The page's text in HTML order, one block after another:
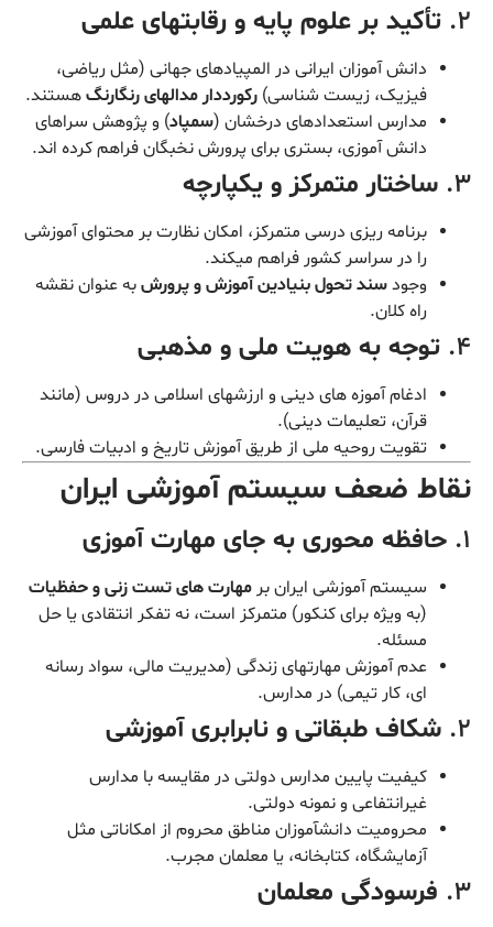
۲. تأکید بر علوم پایه و رقابتهای علمی
دانش آموزان ایرانی در المپیادهای جهانی (مثل ریاضی،
فیزیک، زیست شناسی) رکورددار مدالهای رنگارنگهستند.
مدارس استعدادهای درخشان (سمپاد) و پژوهش سراهای
دانش آموزی، بستری برای پرورش نخبگان فراهم کرده اند.
۳. ساختار متمرکز و یکپارچه
برنامه ریزی درسی متمرکز، امکان نظارت بر محتوای آموزشی
را در سراسر کشور فراهم میکند.
وجودسند تحول بنیادین آموزش و پرورشبه عنوان نقشه
راه کلان.
۴. توجه به هویت ملی و مذهبی
ادغام آموزه های دینی و ارزشهای اسلامی در دروس (مانند
قرآن، تعلیمات دینی).
تقویت روحیه ملی از طریق آموزش تاریخ و ادبیات فارسی.
نقاط ضعف سیستم آموزشی ایران
۱. حافظه محوری به جای مهارت آموزی
سیستم آموزشی ایران بر مهارت های تست زنی و حفظیات
(به ویژه برای کنکور) متمرکز است، نه تفکر انتقادی یا حل
مسئله.
عدم آموزش مهارتهای زندگی (مدیریت مالی، سواد رسانه
ای، کار تیمی) در مدارس.
۲. شکاف طبقاتی و نابرابری آموزشی
کیفیت پایین مدارس دولتی در مقایسه با مدارس
غیرانتفاعی و نمونه دولتی.
محرومیت دانشآموزان مناطق محروم از امکاناتی مثل
آزمایشگاه، کتابخانه، یا معلمان مجرب.
۳. فرسودگی معلمان